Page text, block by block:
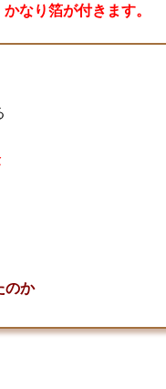
かなり箔が付きます。
のか